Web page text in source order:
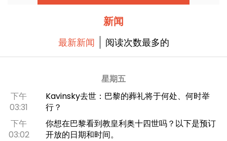
新闻
最新新闻 阅读次数最多的
星期五
下午
03:31
Kavinsky去世：巴黎的葬礼将于何处、何时举
行？
下午
03:02
你想在巴黎看到教皇利奥十四世吗？以下是预订
开放的日期和时间。